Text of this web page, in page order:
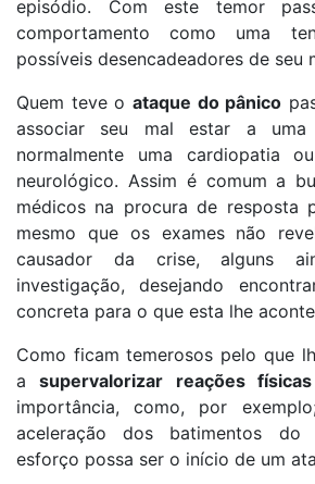
episódio. Com este temor
comportamento como uma
possíveis desencadeadores de seu
Quem teve o ataque do pânico
associar seu mal estar a uma
normalmente uma cardiopatia
neurológico. Assim é comum a
médicos na procura de resposta
mesmo que os exames não
causador da crise, alguns
investigação, desejando
concreta para o que esta lhe
Como ficam temerosos pelo que
asupervalorizar reações físicas
importância, como, por
aceleração dos batimentos
esforço possa ser o início de um